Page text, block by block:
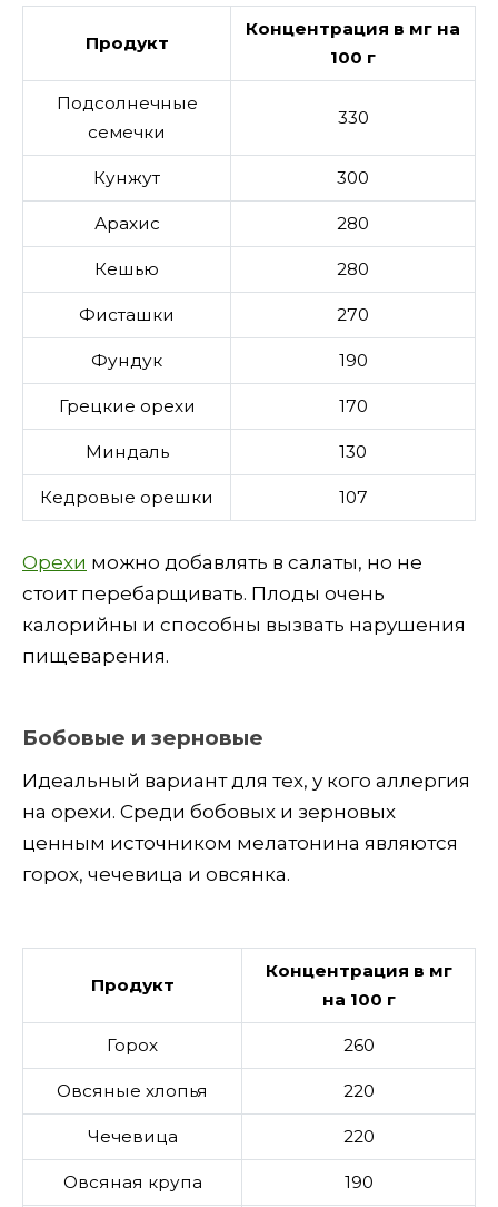
Продукт
Концентрация в мг на
100 г
Подсолнечные
семечки
330
Кунжут 300
Арахис 280
Кешью 280
Фисташки 270
Фундук 190
Грецкие орехи 170
Миндаль 130
Кедровые орешки 107
Орехи можно добавлять в салаты, но не
стоит перебарщивать. Плоды очень
калорийны и способны вызвать нарушения
пищеварения.
Бобовые и зерновые
Идеальный вариант для тех, у кого аллергия
на орехи. Среди бобовых и зерновых
ценным источником мелатонина являются
горох, чечевица и овсянка.
Продукт
Концентрация в мг
на 100 г
Горох 260
Овсяные хлопья 220
Чечевица 220
Овсяная крупа 190